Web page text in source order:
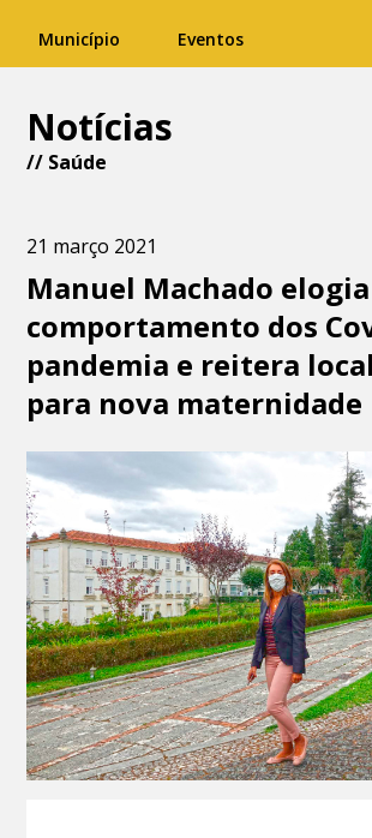
Município Eventos
Notícias
// Saúde
21 março 2021
Manuel Machado elogia
comportamento dos
pandemia e reitera
para nova maternidade